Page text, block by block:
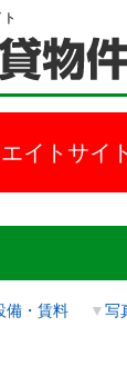
イトサイト
備・賃料 ▼写